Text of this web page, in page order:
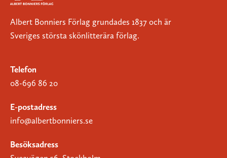
Albert Bonniers Förlag grundades 1837 och är
Sveriges största skönlitterära förlag.
Telefon
08-696 86 20
E-postadress
info@albertbonniers.se
Besöksadress